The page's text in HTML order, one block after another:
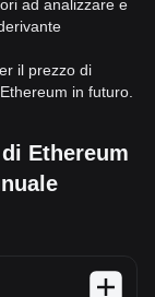
ad analizzare e
il prezzo di
in futuro.
Ethereum